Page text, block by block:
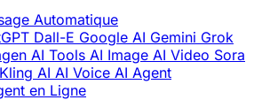
Automatique
Dall-E Google AI Gemini Grok
AI Tools AI Image AI Video Sora
Kling AI AI Voice AI Agent
en Ligne